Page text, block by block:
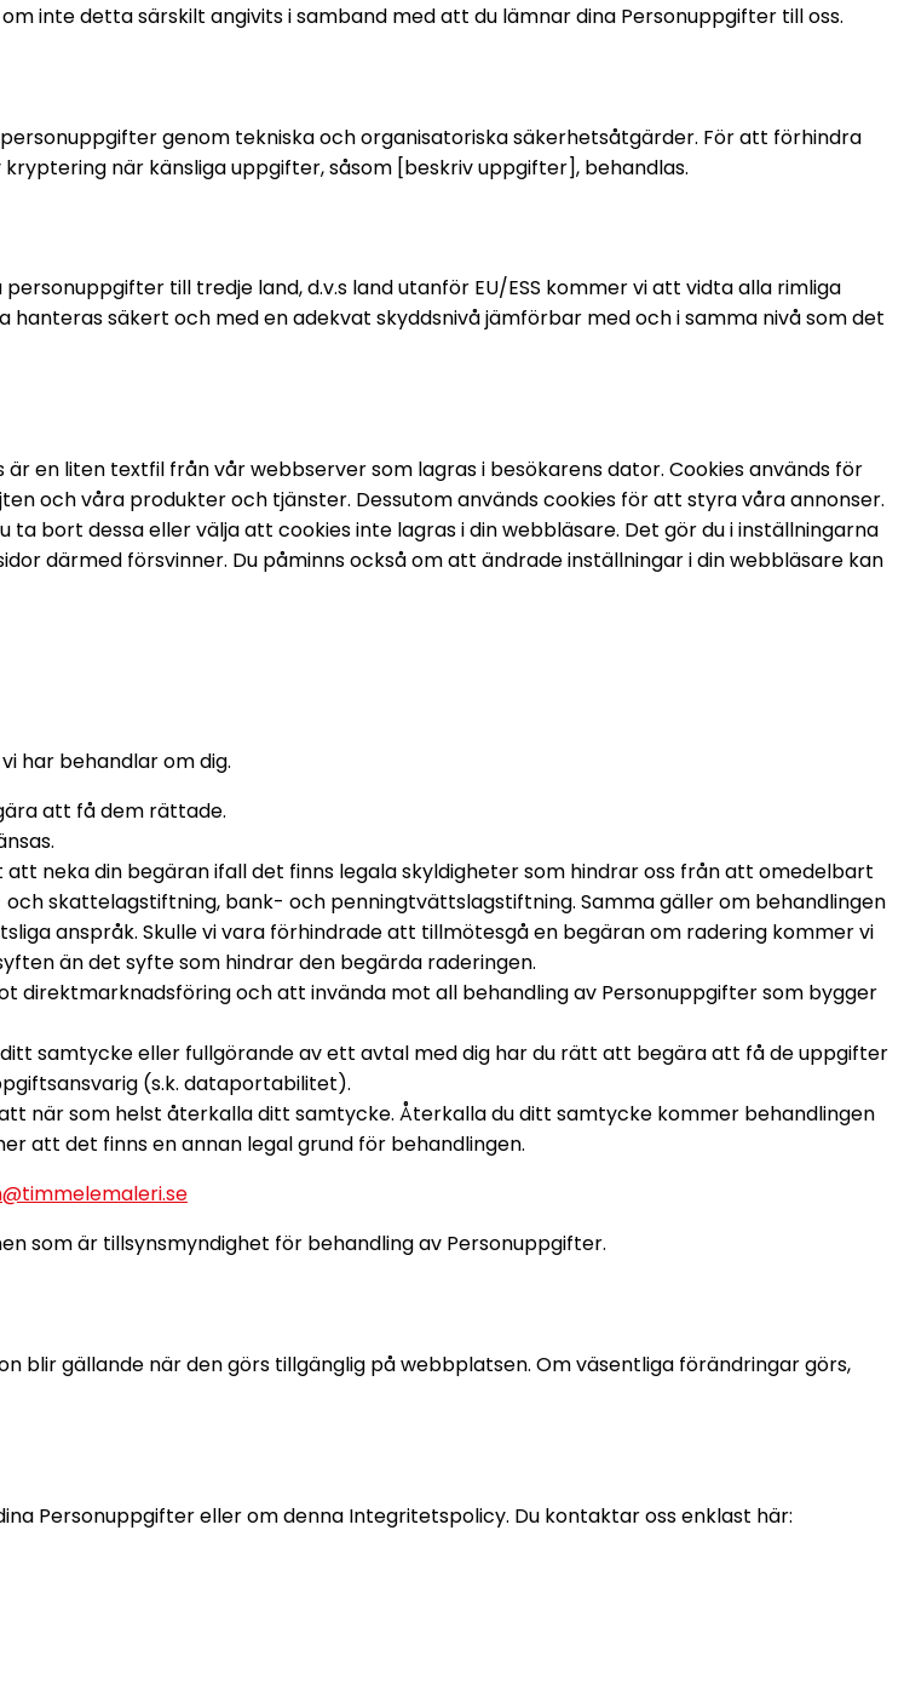
inte detta särskilt angivits i samband med att du lämnar dina Personuppgifter till oss.
genom tekniska och organisatoriska säkerhetsåtgärder. För att förhindra
när känsliga uppgifter, såsom [beskriv uppgifter], behandlas.
till tredje land, d.v.s land utanför EU/ESS kommer vi att vidta alla rimliga
säkert och med en adekvat skyddsnivå jämförbar med och i samma nivå som det
en liten textfil från vår webbserver som lagras i besökarens dator. Cookies används för
och våra produkter och tjänster. Dessutom används cookies för att styra våra annonser.
bort dessa eller välja att cookies inte lagras i din webbläsare. Det gör du i inställningarna
därmed försvinner. Du påminns också om att ändrade inställningar i din webbläsare kan
har behandlar om dig.
att få dem rättade.
neka din begäran ifall det finns legala skyldigheter som hindrar oss från att omedelbart
skattelagstiftning, bank- och penningtvättslagstiftning. Samma gäller om behandlingen
anspråk. Skulle vi vara förhindrade att tillmötesgå en begäran om radering kommer vi
än det syfte som hindrar den begärda raderingen.
direktmarknadsföring och att invända mot all behandling av Personuppgifter som bygger
samtycke eller fullgörande av ett avtal med dig har du rätt att begära att få de uppgifter
(s.k. dataportabilitet).
när som helst återkalla ditt samtycke. Återkalla du ditt samtycke kommer behandlingen
att det finns en annan legal grund för behandlingen.
som är tillsynsmyndighet för behandling av Personuppgifter.
blir gällande när den görs tillgänglig på webbplatsen. Om väsentliga förändringar görs,
Personuppgifter eller om denna Integritetspolicy. Du kontaktar oss enklast här: